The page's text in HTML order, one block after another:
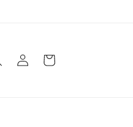
EinloggenWarenkorb